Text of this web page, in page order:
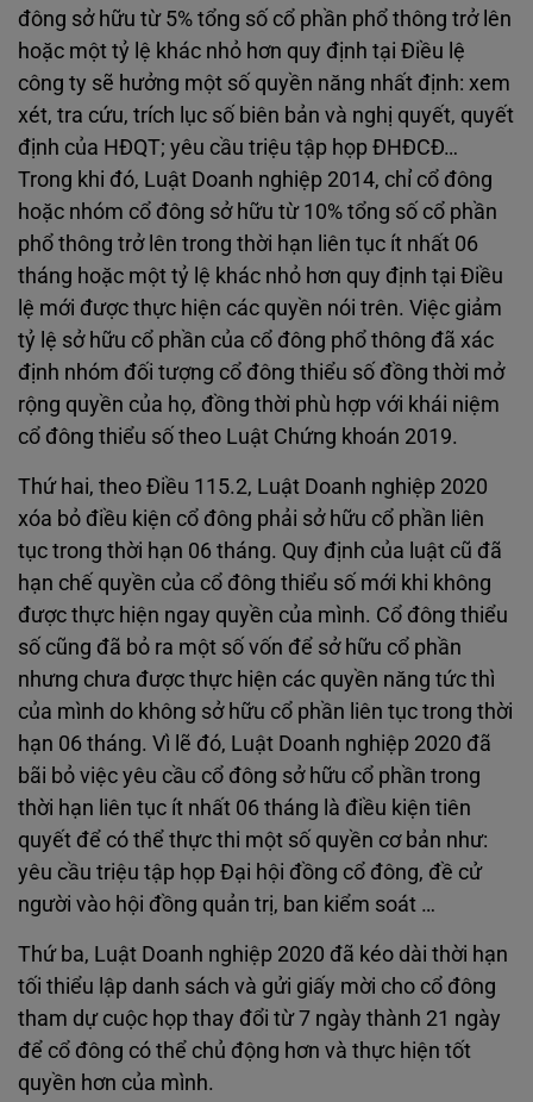
đông sở hữu từ 5% tổng số cổ phần phổ thông trở lên
hoặc một tỷ lệ khác nhỏ hơn quy định tại Điều lệ
công ty sẽ hưởng một số quyền năng nhất định: xem
xét, tra cứu, trích lục số biên bản và nghị quyết, quyết
định của HĐQT; yêu cầu triệu tập họp ĐHĐCĐ…
Trong khi đó, Luật Doanh nghiệp 2014, chỉ cổ đông
hoặc nhóm cổ đông sở hữu từ 10% tổng số cổ phần
phổ thông trở lên trong thời hạn liên tục ít nhất 06
tháng hoặc một tỷ lệ khác nhỏ hơn quy định tại Điều
lệ mới được thực hiện các quyền nói trên. Việc giảm
tỷ lệ sở hữu cổ phần của cổ đông phổ thông đã xác
định nhóm đối tượng cổ đông thiểu số đồng thời mở
rộng quyền của họ, đồng thời phù hợp với khái niệm
cổ đông thiểu số theo Luật Chứng khoán 2019.
Thứ hai, theo Điều 115.2, Luật Doanh nghiệp 2020
xóa bỏ điều kiện cổ đông phải sở hữu cổ phần liên
tục trong thời hạn 06 tháng. Quy định của luật cũ đã
hạn chế quyền của cổ đông thiểu số mới khi không
được thực hiện ngay quyền của mình. Cổ đông thiểu
số cũng đã bỏ ra một số vốn để sở hữu cổ phần
nhưng chưa được thực hiện các quyền năng tức thì
của mình do không sở hữu cổ phần liên tục trong thời
hạn 06 tháng. Vì lẽ đó, Luật Doanh nghiệp 2020 đã
bãi bỏ việc yêu cầu cổ đông sở hữu cổ phần trong
thời hạn liên tục ít nhất 06 tháng là điều kiện tiên
quyết để có thể thực thi một số quyền cơ bản như:
yêu cầu triệu tập họp Đại hội đồng cổ đông, đề cử
người vào hội đồng quản trị, ban kiểm soát …
Thứ ba, Luật Doanh nghiệp 2020 đã kéo dài thời hạn
tối thiểu lập danh sách và gửi giấy mời cho cổ đông
tham dự cuộc họp thay đổi từ 7 ngày thành 21 ngày
để cổ đông có thể chủ động hơn và thực hiện tốt
quyền hơn của mình.